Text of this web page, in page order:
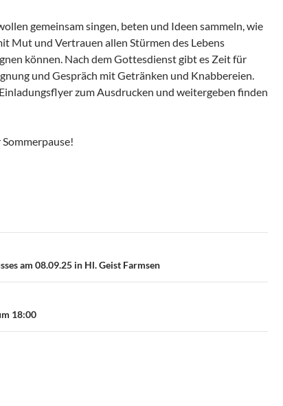
gemeinsam singen, beten und Ideen sammeln, wie
Mut und Vertrauen allen Stürmen des Lebens
können. Nach dem Gottesdienst gibt es Zeit für
und Gespräch mit Getränken und Knabbereien.
zum Ausdrucken und weitergeben finden
am 08.09.25 in Hl. Geist Farmsen
18:00